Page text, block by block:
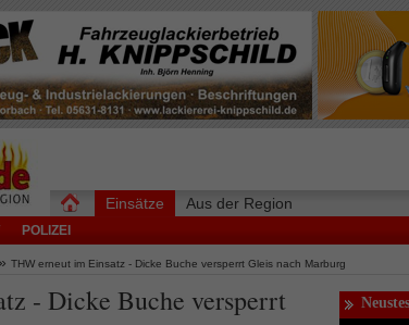
Einsätze
POLIZEI
Aus der Region
» THW erneut im Einsatz - Dicke Buche versperrt Gleis nach Marburg
- Dicke Buche versperrt